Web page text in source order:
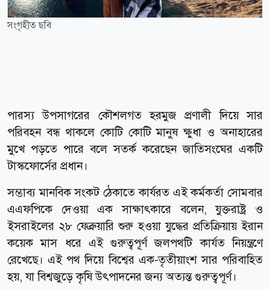
সংগৃহীত ছবি
পারস্য উপসাগরের কৌশলগত হরমুজ প্রণালী দিয়ে সার
পরিবহন বন্ধ থাকলে কোটি কোটি মানুষ ক্ষুধা ও অনাহারের
মুখে পড়তে পারে বলে সতর্ক করেছেন জাতিসংঘের একটি
টাস্কফোর্সের প্রধান।
সম্ভাব্য মানবিক সংকট ঠেকাতে কার্যরত এই কর্মকর্তা সোমবার
এএফপিকে দেওয়া এক সাক্ষাৎকারে বলেন, যুক্তরাষ্ট্র ও
ইসরাইলের ২৮ ফেব্রুয়ারি শুরু হওয়া যুদ্ধের প্রতিক্রিয়ায় ইরান
কয়েক মাস ধরে এই গুরুত্বপূর্ণ জলপথটি কার্যত নিয়ন্ত্রণে
রেখেছে। এই পথ দিয়ে বিশ্বের এক-তৃতীয়াংশ সার পরিবাহিত
হয়, যা বিশ্বজুড়ে কৃষি উৎপাদনের জন্য অত্যন্ত গুরুত্বপূর্ণ।